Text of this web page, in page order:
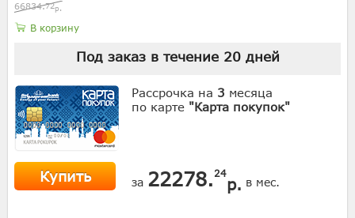
66834.72р.
В корзину
Под заказ в течение 20дней
Рассрочка на 3 месяца
по карте "Карта покупок"
Купить за 22278. 24
р. в мес.